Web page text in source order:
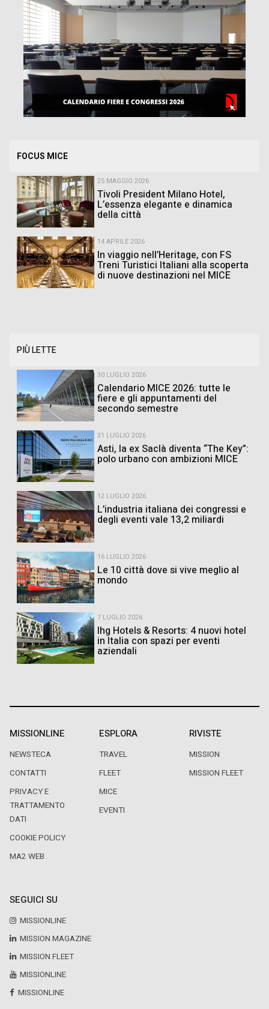
FOCUS MICE
25 MAGGIO 2026
Tivoli President Milano Hotel,
L’essenza elegante e dinamica
della città
14 APRILE 2026
In viaggio nell’Heritage, con FS
Treni Turistici Italiani alla scoperta
di nuove destinazioni nel MICE
PIÙ LETTE
30 LUGLIO 2026
Calendario MICE 2026: tutte le
fiere e gli appuntamenti del
secondo semestre
31 LUGLIO 2026
Asti, la ex Saclà diventa “The Key”:
polo urbano con ambizioni MICE
12 LUGLIO 2026
L’industria italiana dei congressi e
degli eventi vale 13,2 miliardi
16 LUGLIO 2026
Le 10 città dove si vive meglio al
mondo
7 LUGLIO 2026
Ihg Hotels & Resorts: 4 nuovi hotel
in Italia con spazi per eventi
aziendali
MISSIONLINE
NEWSTECA
CONTATTI
PRIVACY E
TRATTAMENTO
DATI
COOKIE POLICY
MA2 WEB
ESPLORA
TRAVEL
FLEET
MICE
EVENTI
RIVISTE
MISSION
MISSION FLEET
SEGUICI SU
MISSIONLINE
MISSION MAGAZINE
MISSION FLEET
MISSIONLINE
MISSIONLINE